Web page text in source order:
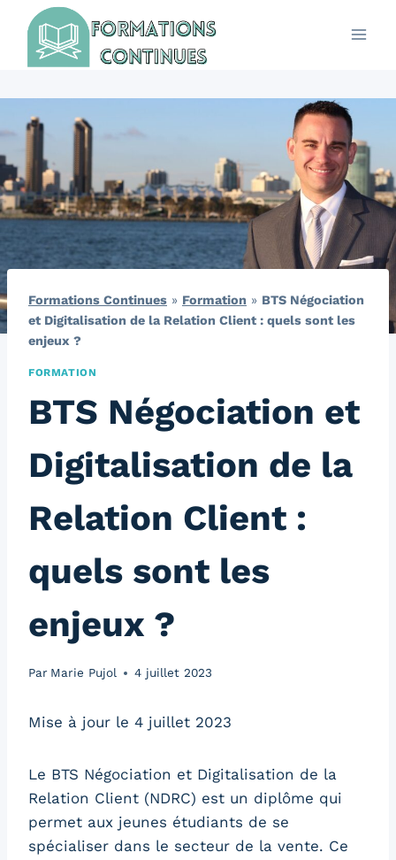
contenu
Formations Continues » Formation » BTS Négociation
et Digitalisation de la Relation Client : quels sont les
enjeux ?
FORMATION
BTS Négociation et
Digitalisation de la
Relation Client :
quels sont les
enjeux ?
Par Marie Pujol 4 juillet 2023
Mise à jour le 4 juillet 2023
Le BTS Négociation et Digitalisation de la
Relation Client (NDRC) est un diplôme qui
permet aux jeunes étudiants de se
spécialiser dans le secteur de la vente. Ce